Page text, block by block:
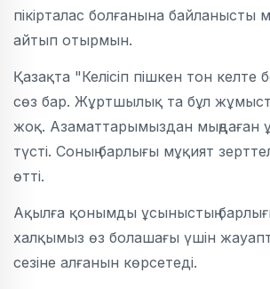
пікірталас болғанына байланысты
айтып отырмын.
Қазақта "Келісіп пішкен тон келте
сөз бар. Жұртшылық та бұл
жоқ. Азаматтарымыздан мыңдаған
түсті. Соның барлығы мұқият
өтті.
Ақылға қонымды ұсыныстың
халқымыз өз болашағы үшін
сезіне алғанын көрсетеді.